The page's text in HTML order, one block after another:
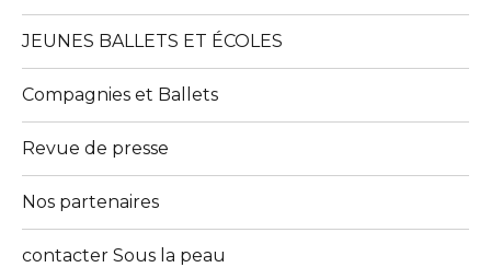
JEUNES BALLETS ET ÉCOLES
Compagnies et Ballets
Revue de presse
Nos partenaires
contacter Sous la peau